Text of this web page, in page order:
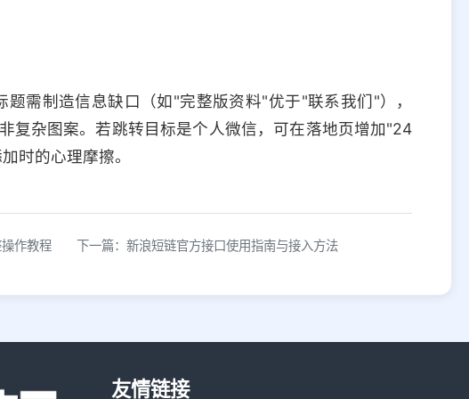
需制造信息缺口（如"完整版资料"优于"联系我们"），
复杂图案。若跳转目标是个人微信，可在落地页增加"24
时的心理摩擦。
作教程 下一篇：新浪短链官方接口使用指南与接入方法
友情链接